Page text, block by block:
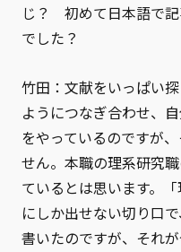
じ？ 初めて日本語で記
でした？
竹田：文献をいっぱい
ようにつなぎ合わせ、
をやっているのですが
せん。本職の理系研究
ているとは思います。
にしか出せない切り口
書いたのですが、それ